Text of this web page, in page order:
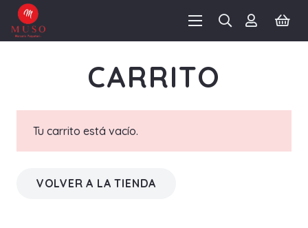
CARRITO
Tu carrito está vacío.
VOLVER A LA TIENDA